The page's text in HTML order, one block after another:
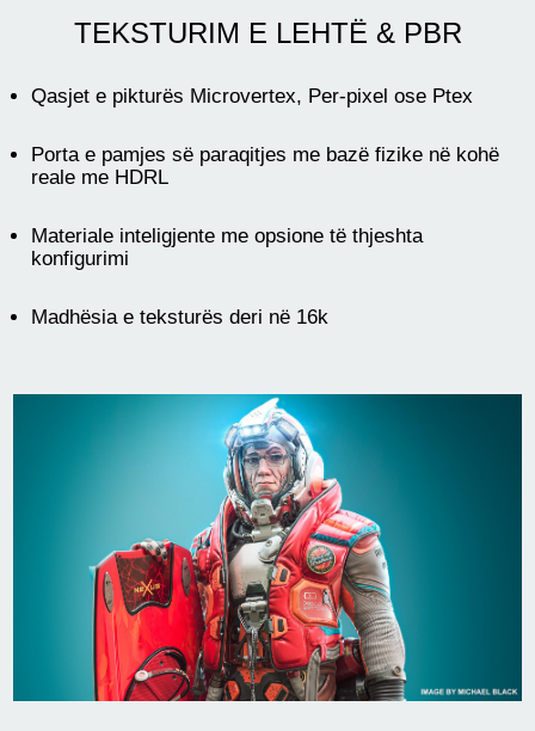
TEKSTURIM E LEHTË & PBR
Qasjet e pikturës Microvertex, Per-pixel ose Ptex
Porta e pamjes së paraqitjes me bazë fizike në kohë
reale me HDRL
Materiale inteligjente me opsione të thjeshta
konfigurimi
Madhësia e teksturës deri në 16k